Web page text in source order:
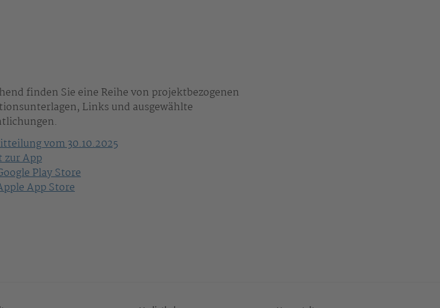
finden Sie eine Reihe von projektbezogenen
Links und ausgewählte
vom 30.10.2025
App
Play Store
App Store